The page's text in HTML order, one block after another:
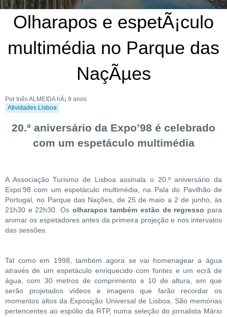
Olharapos e espetÃ¡culo
multimédia no Parque das
NaçÃµes
Por Inês ALMEIDA hÁ¡ 9 anos
Atividades Lisboa
20.º aniversário da Expo’98 é celebrado
com um espetáculo multimédia
A Associação Turismo de Lisboa assinala o 20.º aniversário da
Expo’98 com um espetáculo multimédia, na Pala do Pavilhão de
Portugal, no Parque das Nações, de 25 de maio a 2 de junho, às
21h30 e 22h30. Os olharapos também estão de regresso para
animar os espetadores antes da primeira projeção e nos intervalos
das sessões.
Tal como em 1998, também agora se vai homenagear a água
através de um espetáculo enriquecido com fontes e um ecrã de
água, com 30 metros de comprimento e 10 de altura, em que
serão projetados vídeos e imagens que farão recordar os
momentos altos da Exposição Universal de Lisboa. São memórias
pertencentes ao espólio da RTP, numa seleção do jornalista Mário